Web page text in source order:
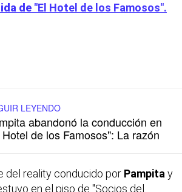
de "El Hotel de los Famosos".
LEYENDO
abandonó la conducción en
Hotel de los Famosos": La razón
del reality conducido por Pampita y
en el piso de "Socios del